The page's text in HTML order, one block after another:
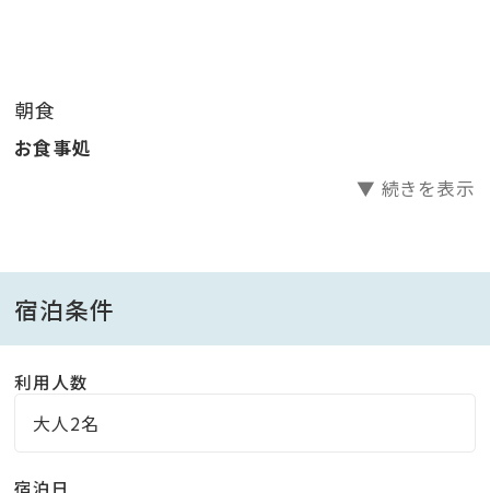
心ゆくまでお楽しみください。
・お食事場所
大正ロマンの雰囲気が漂う１階レストランにてご提供い
たします。
朝食
お食事処
▼ 続きを表示
宿泊条件
利用人数
大人2名